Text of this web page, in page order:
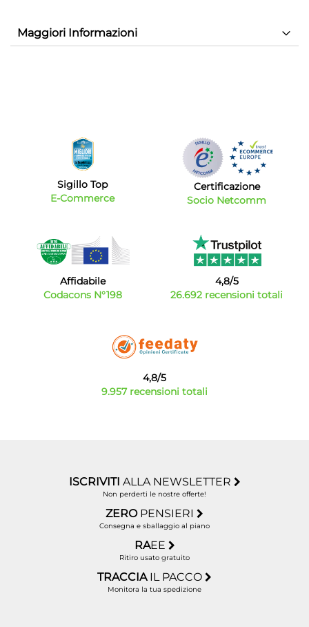
Maggiori Informazioni
Sigillo Top
E-Commerce
Certificazione
Socio Netcomm
Affidabile
Codacons N°198
4,8/5
26.692 recensioni totali
4,8/5
9.957 recensioni totali
ISCRIVITI ALLA NEWSLETTER
Non perderti le nostre offerte!
ZERO PENSIERI
Consegna e sballaggio al piano
RAEE
Ritiro usato gratuito
TRACCIA IL PACCO
Monitora la tua spedizione